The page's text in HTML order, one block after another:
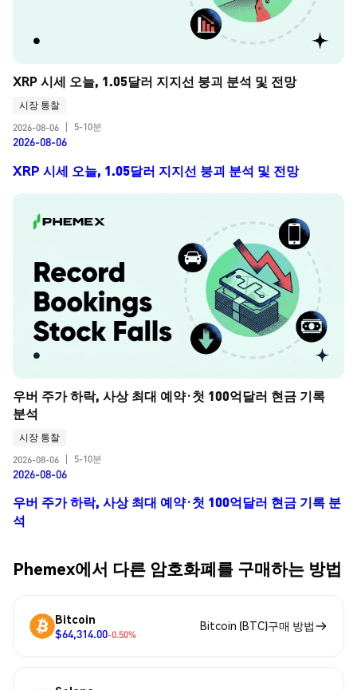
XRP 시세 오늘, 1.05달러 지지선 붕괴 분석 및 전망
시장 통찰
2026-08-06
5-10분
2026-08-06
XRP 시세 오늘, 1.05달러 지지선 붕괴 분석 및 전망
우버 주가 하락, 사상 최대 예약·첫 100억달러 현금 기록
분석
시장 통찰
2026-08-06
5-10분
2026-08-06
우버 주가 하락, 사상 최대 예약·첫 100억달러 현금 기록 분
석
Phemex에서 다른 암호화폐를 구매하는 방법
Bitcoin
$64,314.00-0.50%
Bitcoin (BTC)구매 방법